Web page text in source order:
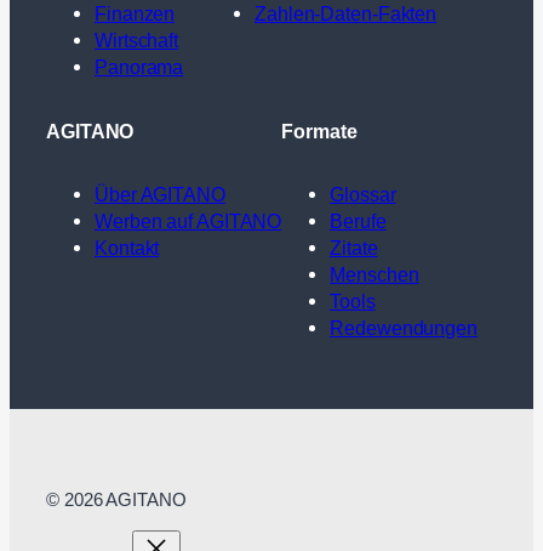
Finanzen
Wirtschaft
Panorama
Zahlen-Daten-Fakten
AGITANO
Über AGITANO
Werben auf AGITANO
Kontakt
Formate
Glossar
Berufe
Zitate
Menschen
Tools
Redewendungen
© 2026 AGITANO